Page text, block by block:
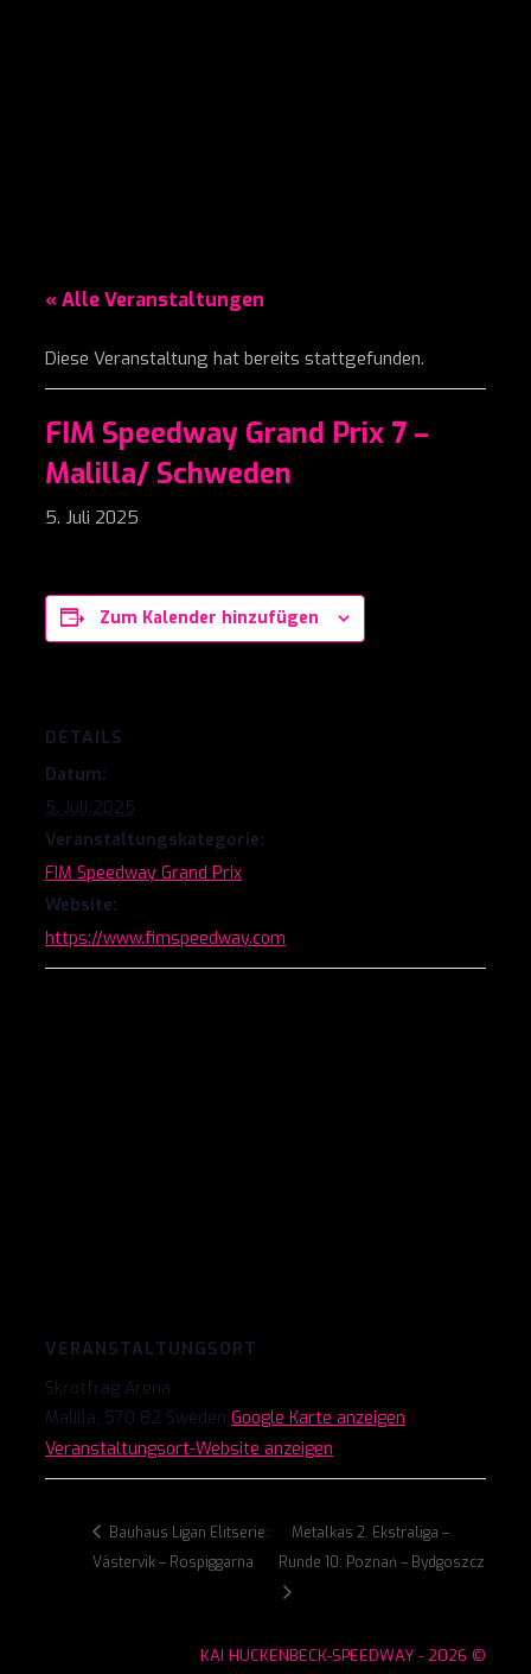
« Alle Veranstaltungen
Diese Veranstaltung hat bereits stattgefunden.
FIM Speedway Grand Prix 7 –
Malilla/ Schweden
5. Juli 2025
Zum Kalender hinzufügen
DETAILS
Datum:
5. Juli 2025
Veranstaltungskategorie:
FIM Speedway Grand Prix
Website:
https://www.fimspeedway.com
VERANSTALTUNGSORT
Skrotfrag Arena
Malilla, 570 82 Sweden Google Karte anzeigen
Veranstaltungsort-Website anzeigen
Bauhaus Ligan Elitserie:
Västervik – Rospiggarna
Metalkas 2. Ekstraliga –
Runde 10: Poznań – Bydgoszcz
KAI HUCKENBECK-SPEEDWAY - 2026 ©